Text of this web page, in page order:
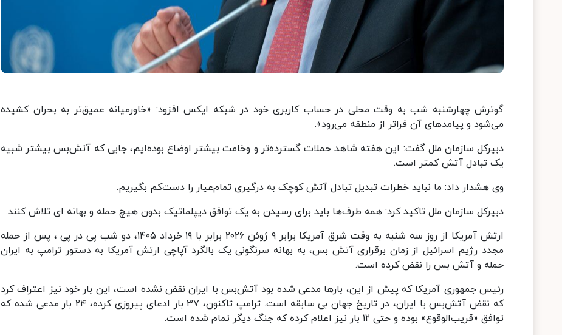
گوترش چهارشنبه شب به وقت محلی در حساب کاربری خود در شبکه ایکس افزود: «خاورمیانه عمیق‌تر به بحران کشیده
می‌شود و پیامدهای آن فراتر از منطقه می‌رود».
دبیرکل سازمان ملل گفت: این هفته شاهد حملات گسترده‌تر و وخامت بیشتر اوضاع بوده‌ایم، جایی که آتش‌بس بیشتر شبیه
یک تبادل آتش کمتر است.
وی هشدار داد: ما نباید خطرات تبدیل تبادل آتش کوچک به درگیری تمام‌عیار را دست‌کم بگیریم.
دبیرکل سازمان ملل تاکید کرد: همه طرف‌ها باید برای رسیدن به یک توافق دیپلماتیک بدون هیچ حمله و بهانه ای تلاش کنند.
ارتش آمریکا از روز سه شنبه به وقت شرق آمریکا برابر ۹ ژوئن ۲۰۲۶ برابر با ۱۹ خرداد ۱۴۰۵، دو شب پی در پی ، پس از حمله
مجدد رژیم اسرائیل از زمان برقراری آتش بس، به بهانه سرنگونی یک بالگرد آپاچی ارتش آمریکا به دستور ترامپ به ایران
حمله و آتش بس را نقض کرده است.
رئیس جمهوری آمریکا که پیش از این، بارها مدعی شده بود آتش‌بس با ایران نقض نشده است، این بار خود نیز اعتراف کرد
که نقض آتش‌بس با ایران، در تاریخ جهان بی سابقه است. ترامپ تاکنون، ۳۷ بار ادعای پیروزی کرده، ۲۴ بار مدعی شده که
توافق «قریب‌الوقوع» بوده و حتی ۱۲ بار نیز اعلام کرده که جنگ دیگر تمام شده است.